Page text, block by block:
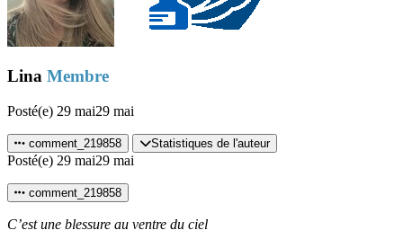
Lina Membre
Posté(e) 29 mai29 mai
comment_219858 Statistiques de l'auteur
Posté(e) 29 mai29 mai
comment_219858
C’est une blessure au ventre du ciel